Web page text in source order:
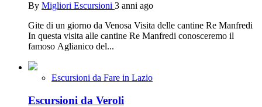
By Migliori Escursioni 3 anni ago
Gite di un giorno da Venosa Visita delle cantine Re Manfredi
In questa visita alle cantine Re Manfredi conosceremo il
famoso Aglianico del...
Escursioni da Fare in Lazio
Escursioni da Veroli